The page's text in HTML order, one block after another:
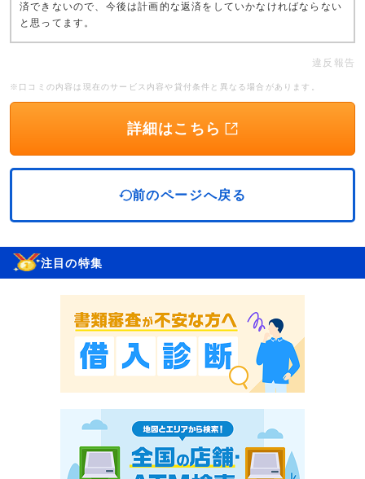
済できないので、今後は計画的な返済をしていかなければならない
と思ってます。
違反報告
※口コミの内容は現在のサービス内容や貸付条件と異なる場合があります。
詳細はこちら
前のページへ戻る
注目の特集